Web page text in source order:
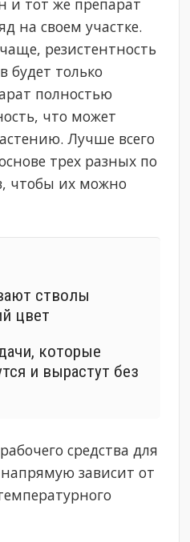
и тот же препарат
на своем участке.
резистентность
будет только
полностью
что может
Лучше всего
трех разных по
чтобы их можно
стволы
цвет
которые
и вырастут без
средства для
зависит от